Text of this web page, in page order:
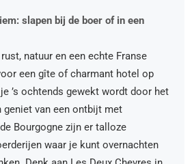
slapen bij de boer of in een
natuur en een echte Franse
een gîte of charmant hotel op
’s ochtends gewekt wordt door het
geniet van een ontbijt met
Bourgogne zijn er talloze
waar je kunt overnachten